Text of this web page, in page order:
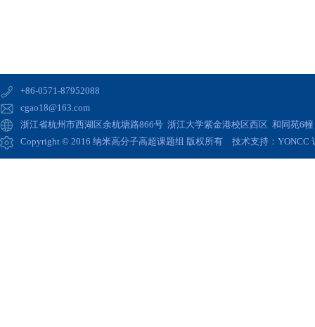
+86-0571-87952088
cgao18@163.com
浙江省杭州市西湖区余杭塘路866号 浙江大学紫金港校区西区 和同苑6
Copyright © 2016 纳米高分子高超课题组 版权所有 技术支持： YONCC